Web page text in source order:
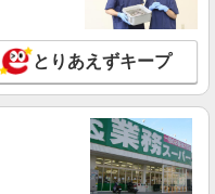
担少なめ＊障がい者デイサ
円 ＜日払い有/週払い有/交
代含む)＞
他多数
詳細を見る
とりあえずキープ